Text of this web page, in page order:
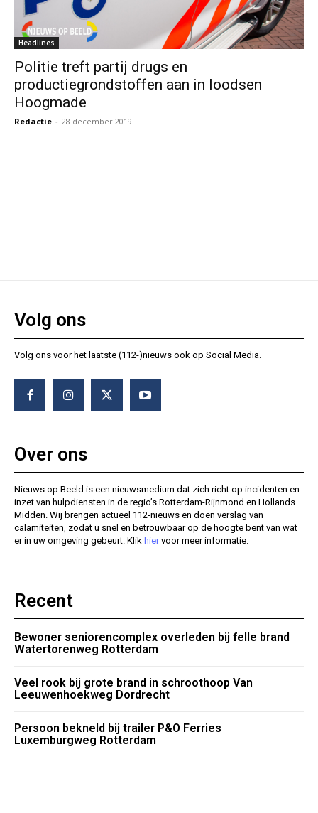
Headlines
Politie treft partij drugs en
productiegrondstoffen aan in loodsen
Hoogmade
Redactie - 28 december 2019
Volg ons
Volg ons voor het laatste (112-)nieuws ook op Social Media.
Over ons
Nieuws op Beeld is een nieuwsmedium dat zich richt op incidenten en
inzet van hulpdiensten in de regio’s Rotterdam-Rijnmond en Hollands
Midden. Wij brengen actueel 112-nieuws en doen verslag van
calamiteiten, zodat u snel en betrouwbaar op de hoogte bent van wat
er in uw omgeving gebeurt. Klik hiervoor meer informatie.
Recent
Bewoner seniorencomplex overleden bij felle brand
Watertorenweg Rotterdam
Veel rook bij grote brand in schroothoop Van
Leeuwenhoekweg Dordrecht
Persoon bekneld bij trailer P&O Ferries
Luxemburgweg Rotterdam